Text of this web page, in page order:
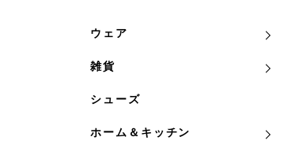
ウェア
雑貨
シューズ
ホーム＆キッチン